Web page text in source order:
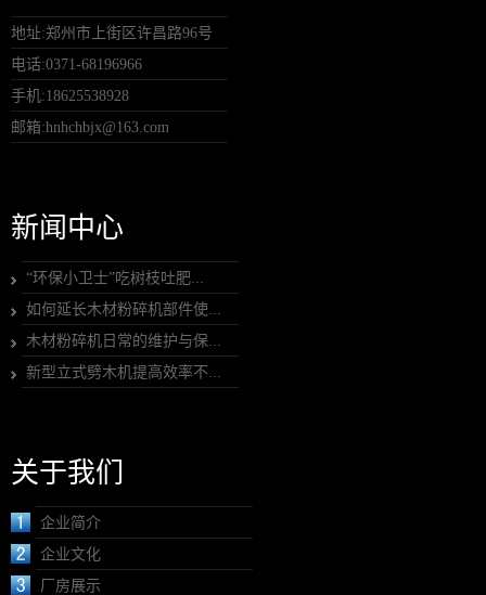
地址:郑州市上街区许昌路96号
电话:0371-68196966
手机:18625538928
邮箱:hnhchbjx@163.com
新闻中心
“环保小卫士”吃树枝吐肥...
如何延长木材粉碎机部件使...
木材粉碎机日常的维护与保...
新型立式劈木机提高效率不...
关于我们
企业简介
企业文化
厂房展示